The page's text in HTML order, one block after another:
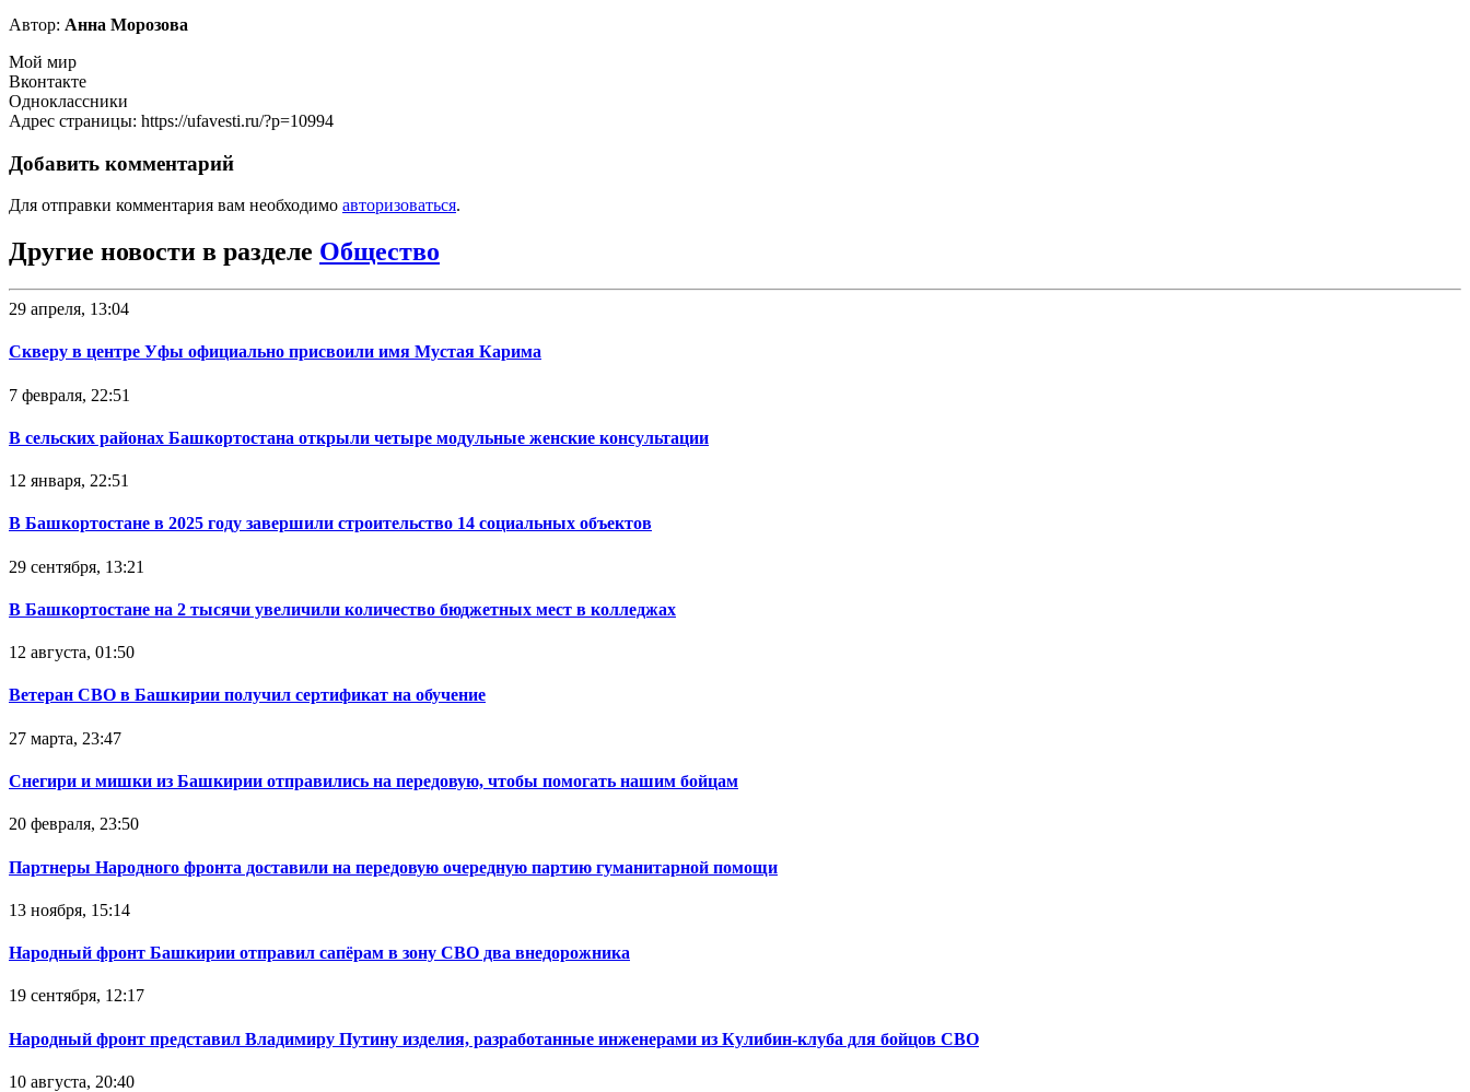
Автор: Анна Морозова
Мой мир
Вконтакте
Одноклассники
Адрес страницы: https://ufavesti.ru/?p=10994
Добавить комментарий
Для отправки комментария вам необходимо авторизоваться.
Другие новости в разделе Общество
29 апреля, 13:04
Скверу в центре Уфы официально присвоили имя Мустая Карима
7 февраля, 22:51
В сельских районах Башкортостана открыли четыре модульные женские консультации
12 января, 22:51
В Башкортостане в 2025 году завершили строительство 14 социальных объектов
29 сентября, 13:21
В Башкортостане на 2 тысячи увеличили количество бюджетных мест в колледжах
12 августа, 01:50
Ветеран СВО в Башкирии получил сертификат на обучение
27 марта, 23:47
Снегири и мишки из Башкирии отправились на передовую, чтобы помогать нашим бойцам
20 февраля, 23:50
Партнеры Народного фронта доставили на передовую очередную партию гуманитарной помощи
13 ноября, 15:14
Народный фронт Башкирии отправил сапёрам в зону СВО два внедорожника
19 сентября, 12:17
Народный фронт представил Владимиру Путину изделия, разработанные инженерами из Кулибин-клуба для бойцов СВО
10 августа, 20:40